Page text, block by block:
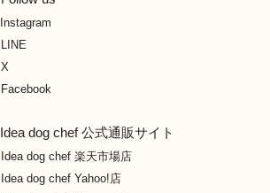
Instagram
LINE
X
Facebook
Idea dog chef 公式通販サイト
Idea dog chef 楽天市場店
Idea dog chef Yahoo!店